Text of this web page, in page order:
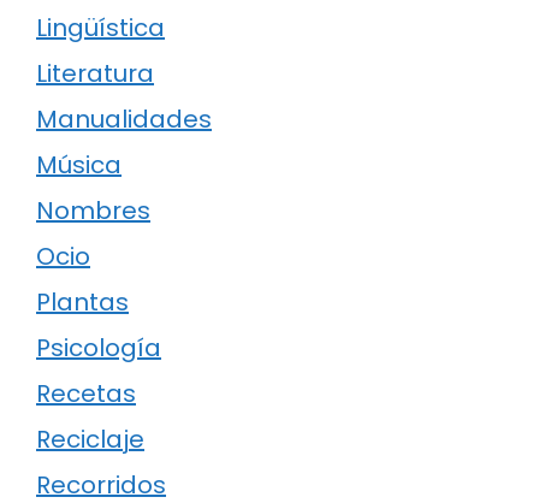
Lingüística
Literatura
Manualidades
Música
Nombres
Ocio
Plantas
Psicología
Recetas
Reciclaje
Recorridos